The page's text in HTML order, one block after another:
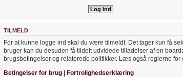
TILMELD
For at kunne logge ind skal du være tilmeldt. Det tager kun få
bruger kan du desuden få tildelt udvidede tilladelser af en
brugsbetingelser og relaterede politikker. Læs også reglerne for
Betingelser for brug | Fortrolighedserklæring